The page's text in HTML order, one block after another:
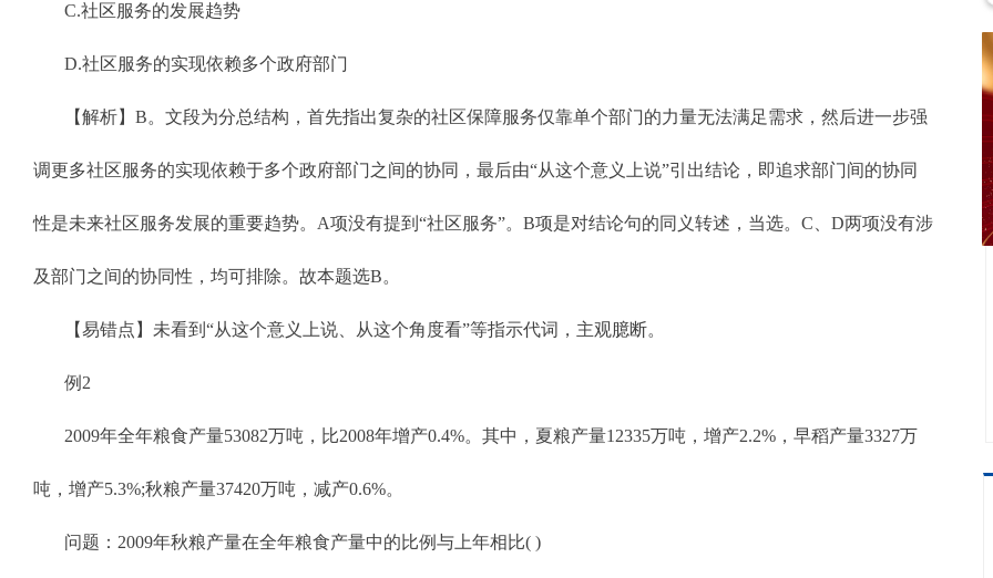
C.社区服务的发展趋势
D.社区服务的实现依赖多个政府部门
【解析】B。文段为分总结构，首先指出复杂的社区保障服务仅靠单个部门的力量无法满足需求，然后进一步强
调更多社区服务的实现依赖于多个政府部门之间的协同，最后由“从这个意义上说”引出结论，即追求部门间的协同
性是未来社区服务发展的重要趋势。A项没有提到“社区服务”。B项是对结论句的同义转述，当选。C、D两项没有涉
及部门之间的协同性，均可排除。故本题选B。
【易错点】未看到“从这个意义上说、从这个角度看”等指示代词，主观臆断。
例2
2009年全年粮食产量53082万吨，比2008年增产0.4%。其中，夏粮产量12335万吨，增产2.2%，早稻产量3327万
吨，增产5.3%;秋粮产量37420万吨，减产0.6%。
问题：2009年秋粮产量在全年粮食产量中的比例与上年相比( )